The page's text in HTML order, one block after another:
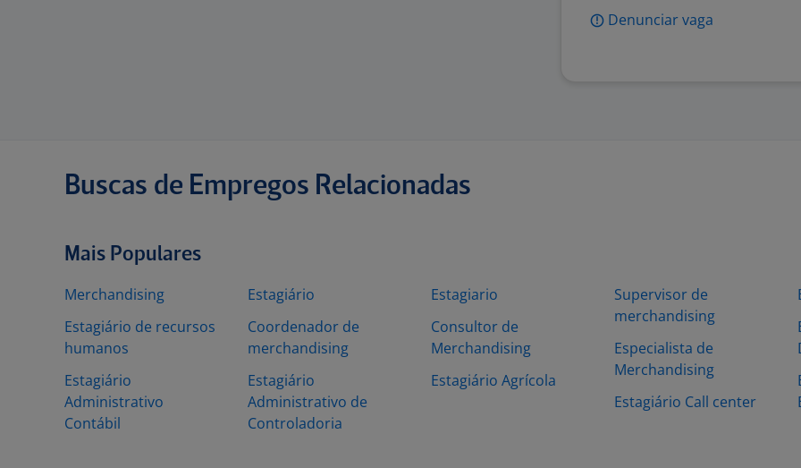
Denunciar vaga
Buscas de Empregos Relacionadas
Mais Populares
Merchandising
Estagiário de recursos
humanos
Estagiário
Administrativo
Contábil
Estagiário
Coordenador de
merchandising
Estagiário
Administrativo de
Controladoria
Estagiario
Consultor de
Merchandising
Estagiário Agrícola
Supervisor de
merchandising
Especialista de
Merchandising
Estagiário Call center